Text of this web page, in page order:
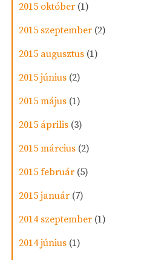
2015 október (1)
2015 szeptember (2)
2015 augusztus (1)
2015 június (2)
2015 május (1)
2015 április (3)
2015 március (2)
2015 február (5)
2015 január (7)
2014 szeptember (1)
2014 június (1)